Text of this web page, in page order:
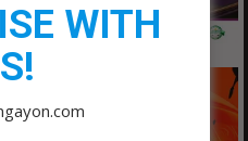
WITH